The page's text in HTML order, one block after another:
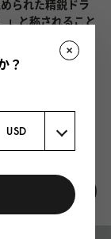
られた精鋭ドラ
」と称されること
であることを、
Photo
？
USD